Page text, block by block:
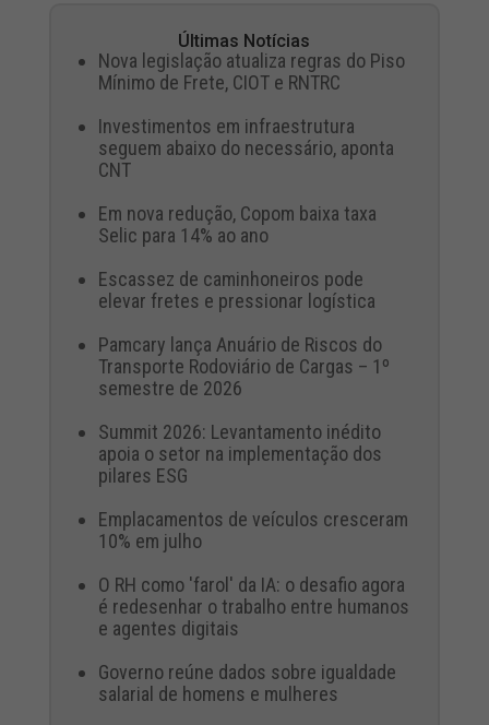
Últimas Notícias
Nova legislação atualiza regras do Piso
Mínimo de Frete, CIOT e RNTRC
Investimentos em infraestrutura
seguem abaixo do necessário, aponta
CNT
Em nova redução, Copom baixa taxa
Selic para 14% ao ano
Escassez de caminhoneiros pode
elevar fretes e pressionar logística
Pamcary lança Anuário de Riscos do
Transporte Rodoviário de Cargas – 1º
semestre de 2026
Summit 2026: Levantamento inédito
apoia o setor na implementação dos
pilares ESG
Emplacamentos de veículos cresceram
10% em julho
O RH como 'farol' da IA: o desafio agora
é redesenhar o trabalho entre humanos
e agentes digitais
Governo reúne dados sobre igualdade
salarial de homens e mulheres